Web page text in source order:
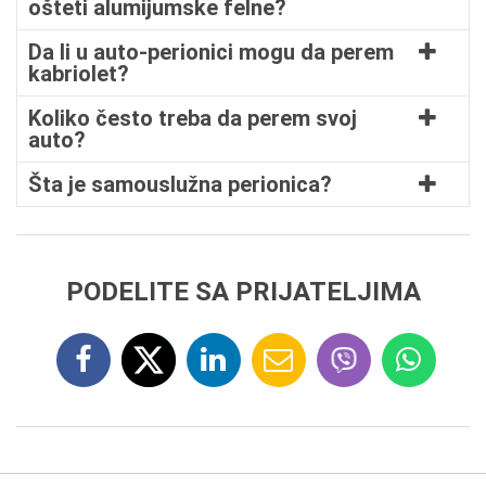
ošteti alumijumske felne?
Da li u auto-perionici mogu da perem
kabriolet?
Koliko često treba da perem svoj
auto?
Šta je samouslužna perionica?
PODELITE SA PRIJATELJIMA